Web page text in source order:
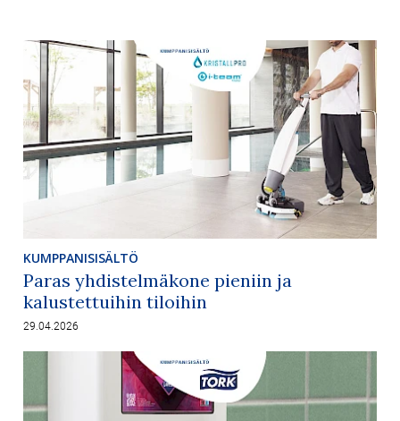
KUMPPANISISÄLTÖ
Paras yhdistelmäkone pieniin ja
kalustettuihin tiloihin
29.04.2026